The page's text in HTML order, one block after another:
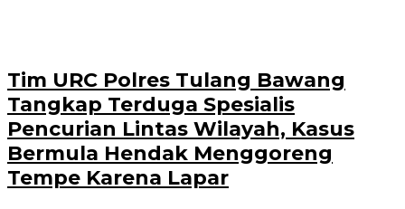
Tim URC Polres Tulang Bawang
Tangkap Terduga Spesialis
Pencurian Lintas Wilayah, Kasus
Bermula Hendak Menggoreng
Tempe Karena Lapar